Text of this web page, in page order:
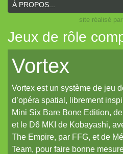
Hunters of the Unknown
Le Pas du Cavalier
Mahamoth
Metal-Vampire
MiniSix
Paladin
À PROPOS...
site réalisé
Jeux de rôle
Vortex
Vortex est un système de jeu
d’opéra spatial, librement
Mini Six Bare Bone Edition,
et le D6 MKI de Kobayashi,
The Empire, par FFG, et de
Team, pour faire bonne